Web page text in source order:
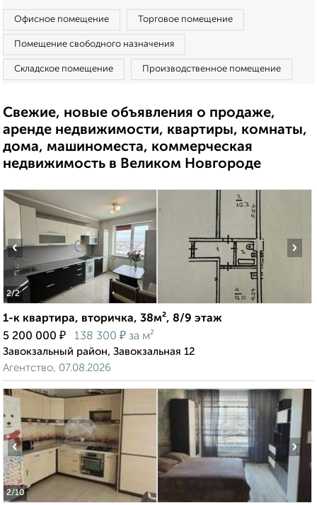
Офисное помещение Торговое помещение
Помещение свободного назначения
Складское помещение Производственное помещение
Свежие, новые объявления о продаже,
аренде недвижимости, квартиры, комнаты,
дома, машиноместа, коммерческая
недвижимость в Великом Новгороде
2/2
‹ ›
1-к квартира, вторичка, 38м², 8/9 этаж
5 200 000 ₽ 138 300 ₽ за м²
Завокзальный район, Завокзальная 12
Агентство, 07.08.2026
2/10
‹ ›